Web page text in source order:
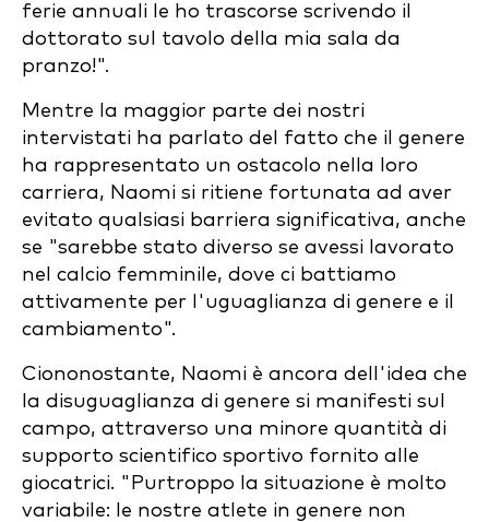
ferie annuali le ho trascorse scrivendo il
dottorato sul tavolo della mia sala da
pranzo!".
Mentre la maggior parte dei nostri
intervistati ha parlato del fatto che il genere
ha rappresentato un ostacolo nella loro
carriera, Naomi si ritiene fortunata ad aver
evitato qualsiasi barriera significativa, anche
se "sarebbe stato diverso se avessi lavorato
nel calcio femminile, dove ci battiamo
attivamente per l'uguaglianza di genere e il
cambiamento".
Ciononostante, Naomi è ancora dell'idea che
la disuguaglianza di genere si manifesti sul
campo, attraverso una minore quantità di
supporto scientifico sportivo fornito alle
giocatrici. "Purtroppo la situazione è molto
variabile: le nostre atlete in genere non